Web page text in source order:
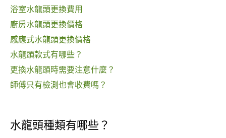
浴室水龍頭更換費用
廚房水龍頭更換價格
感應式水龍頭更換價格
水龍頭款式有哪些？
更換水龍頭時需要注意什麼？
師傅只有檢測也會收費嗎？
水龍頭種類有哪些？